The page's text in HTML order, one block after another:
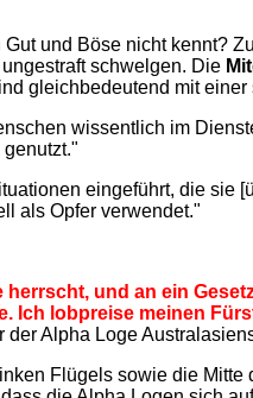
und Böse nicht kennt?
schwelgen. Die
gleichbedeutend mit
wissentlich im
eingeführt, die
als Opfer verwendet."
und an ein
Ich lobpreise meinen
der Alpha Loge
Flügels sowie die